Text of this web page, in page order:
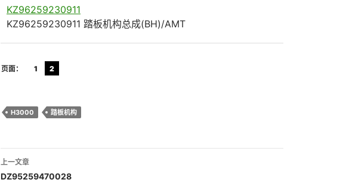
KZ96259230911
KZ96259230911 踏板机构总成(BH)/AMT
页面： 1 2
H3000 踏板机构
文
章
上一文章
DZ95259470028